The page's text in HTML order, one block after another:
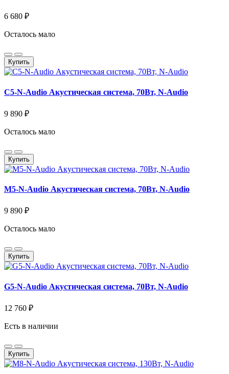
6 680 ₽
Осталось мало
Купить
C5-N-Audio Акустическая система, 70Вт, N-Audio
9 890 ₽
Осталось мало
Купить
M5-N-Audio Акустическая система, 70Вт, N-Audio
9 890 ₽
Осталось мало
Купить
G5-N-Audio Акустическая система, 70Вт, N-Audio
12 760 ₽
Есть в наличии
Купить